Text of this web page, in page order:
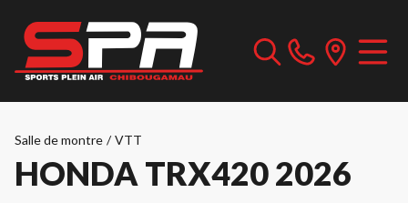
Salle de montre / VTT
HONDA TRX420 2026